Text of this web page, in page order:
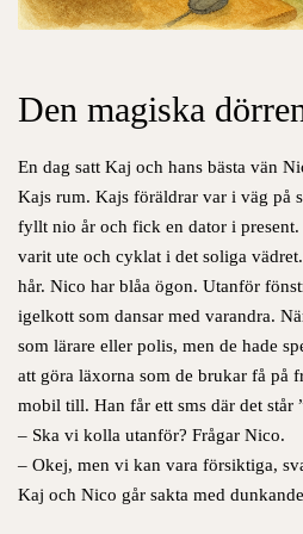
Den magiska
En dag satt Kaj och hans bästa vän
Kajs rum. Kajs föräldrar var i väg på
fyllt nio år och fick en dator i
varit ute och cyklat i det soliga
hår. Nico har blåa ögon. Utanför
igelkott som dansar med varandra.
som lärare eller polis, men de hade
att göra läxorna som de brukar få på
mobil till. Han får ett sms där det
– Ska vi kolla utanför? Frågar Nico.
– Okej, men vi kan vara försiktiga,
Kaj och Nico går sakta med